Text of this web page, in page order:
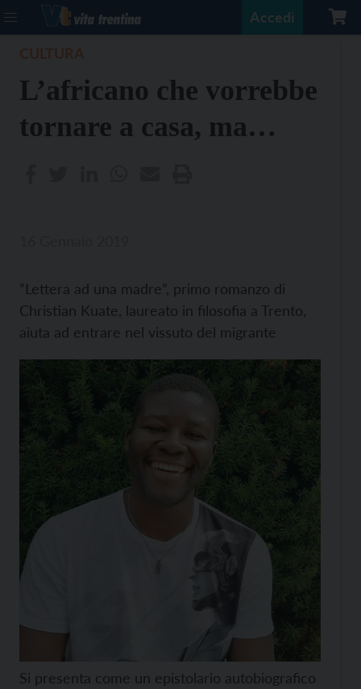
Accedi
L’africano che vorrebbe
tornare a casa, ma…
“Lettera ad una madre”, primo romanzo di
Christian Kuate, laureato in filosofia a Trento,
aiuta ad entrare nel vissuto del migrante
Si presenta come un epistolario autobiografico